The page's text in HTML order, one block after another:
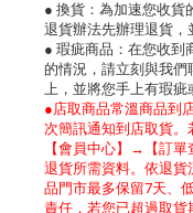
● 換貨：為加速您收貨
退貨辦法先辦理退貨，
● 瑕疵商品：在您收到
的情況，請立刻與我
上，並將您手上有瑕疵
●店取商品常溫商品到
次簡訊通知到店取貨。
【會員中心】→【訂
退貨所需資料。依退
品門市最多保留7天、
責任，若您已超過取貨